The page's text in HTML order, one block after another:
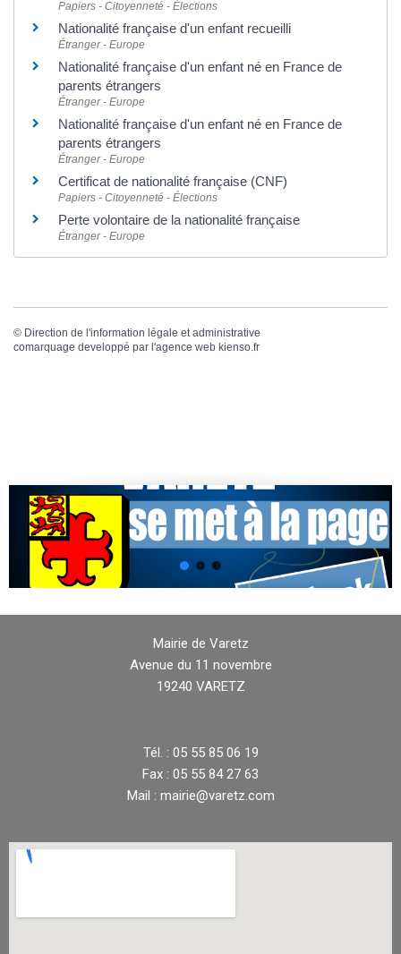
Papiers - Citoyenneté - Élections
Nationalité française d'un enfant recueilli
Étranger - Europe
Nationalité française d'un enfant né en France de
parents étrangers
Étranger - Europe
Nationalité française d'un enfant né en France de
parents étrangers
Étranger - Europe
Certificat de nationalité française (CNF)
Papiers - Citoyenneté - Élections
Perte volontaire de la nationalité française
Étranger - Europe
© Direction de l'information légale et administrative
comarquage developpé par l'agence web kienso.fr
Mairie de Varetz
Avenue du 11 novembre
19240 VARETZ
Tél. : 05 55 85 06 19
Fax : 05 55 84 27 63
Mail : mairie@varetz.com